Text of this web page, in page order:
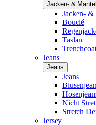
Jacken- &
Jacken- &
Bouclé
Taslan
Jeans
Jeans
Jeans
Nicht
Stretch
Jersey